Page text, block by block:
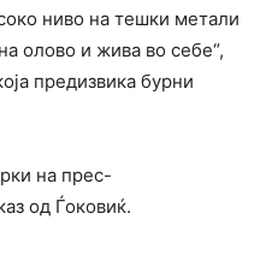
ниво на тешки метали
олово и жива во себе“,
предизвика бурни
на прес-
од Ѓоковиќ.